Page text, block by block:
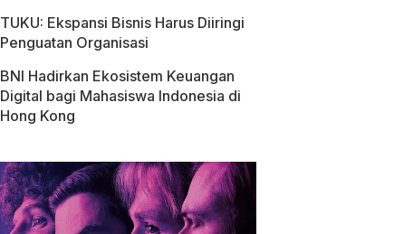
TUKU: Ekspansi Bisnis Harus Diiringi
Penguatan Organisasi
BNI Hadirkan Ekosistem Keuangan
Digital bagi Mahasiswa Indonesia di
Hong Kong